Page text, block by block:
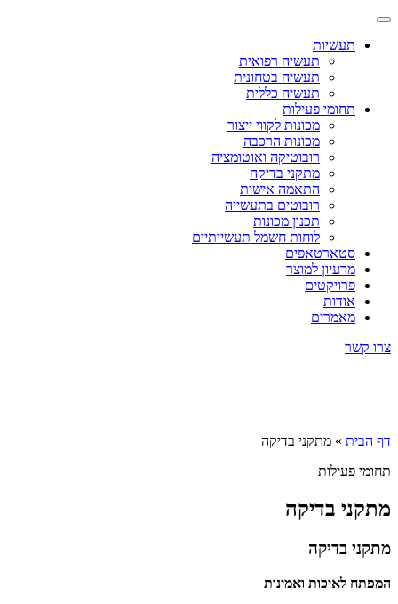
תעשיות
תעשיה רפואית
תעשיה בטחונית
תעשיה כללית
תחומי פעילות
מכונות לקווי ייצור
מכונות הרכבה
רובוטיקה ואוטומציה
מתקני בדיקה
התאמה אישית
רובוטים בתעשייה
תכנון מכונות
לוחות חשמל תעשייתיים
סטארטאפים
מרעיון למוצר
פרויקטים
אודות
מאמרים
צרו קשר
דף הבית » מתקני בדיקה
תחומי פעילות
מתקני בדיקה
מתקני בדיקה
המפתח לאיכות ואמינות